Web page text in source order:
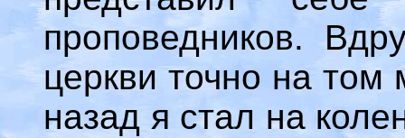
проповедников.
церкви точно на
назад я стал на